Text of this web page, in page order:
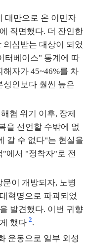
대만으로 온 이민자
직면했다. 더 잔인한
의심받는 대상이 되었
터베이스" 통계에 따
자가 45~46%를 차
성인보다 훨씬 높은
협 위기 이후, 장제
을 선언할 수밖에 없
갈 수 없다"는 현실을
"에서 "정착자"로 전
문이 개방되자, 노병
혁명으로 파괴되었
발견했다. 이번 귀향
했다 2.
운동으로 일부 외성